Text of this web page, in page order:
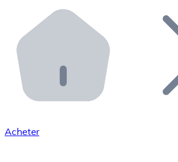
Distributeurs automatiques Bitnovo
Intégrez un ATM Bitnovo dans
API Bitnovo
Intégrez notre API dans votre
Rejoignez notre réseau de
Acheter